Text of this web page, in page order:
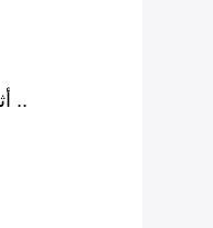
أثناء إنتاج ورق لب الخشب ، يتم استخدام مواد كيميائية ضارة مختلفة لقتل الميكروبات وتبييض المواد.لا يتطلب ورق الحجر أيًا من هذه المواد الكيميائية ..